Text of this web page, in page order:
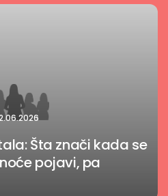
Šta znači kada se
pojavi, pa